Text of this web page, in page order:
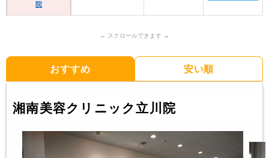
院
おすすめ 安い順
湘南美容クリニック立川院